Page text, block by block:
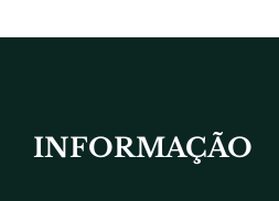
INFORMAÇÃO